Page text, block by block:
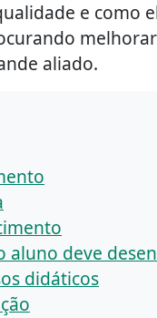
e como
aliado.
aluno deve
didáticos